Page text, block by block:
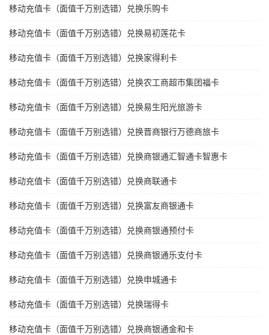
移动充值卡（面值千万别选错）兑换乐购卡
移动充值卡（面值千万别选错）兑换易初莲花卡
移动充值卡（面值千万别选错）兑换家得利卡
移动充值卡（面值千万别选错）兑换农工商超市集团福卡
移动充值卡（面值千万别选错）兑换易生阳光旅游卡
移动充值卡（面值千万别选错）兑换晋商银行万德商旅卡
移动充值卡（面值千万别选错）兑换商银通汇智通卡智惠卡
移动充值卡（面值千万别选错）兑换商联通卡
移动充值卡（面值千万别选错）兑换富友商银通卡
移动充值卡（面值千万别选错）兑换商银通预付卡
移动充值卡（面值千万别选错）兑换商银通乐支付卡
移动充值卡（面值千万别选错）兑换申城通卡
移动充值卡（面值千万别选错）兑换瑞得卡
移动充值卡（面值千万别选错）兑换商银通金和卡